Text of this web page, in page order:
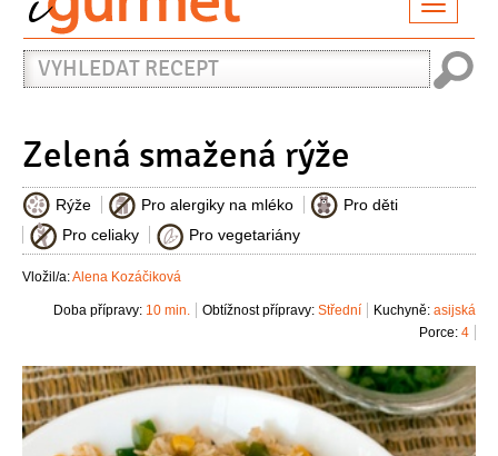
Vyhledat
recept
Zelená smažená rýže
Rýže Pro alergiky na mléko
Pro děti
Pro celiaky
Pro vegetariány
Vložil/a:Alena Kozáčiková
Kuchyně: asijská
Obtížnost přípravy: Střední
Doba přípravy: 10 min.
Porce: 4